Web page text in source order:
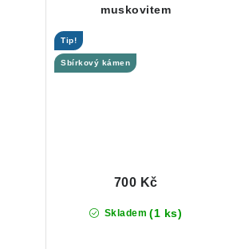
muskovitem
Tip!
Sbírkový kámen
Skladem (1 ks)
700 Kč